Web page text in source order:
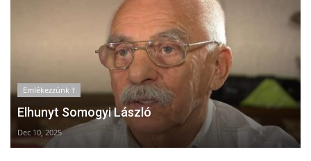
Emlékezzünk †
Elhunyt Somogyi László
Dec 10, 2025